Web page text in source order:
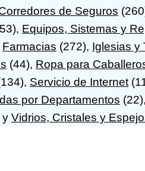
de Seguros
Equipos, Sistemas y
Farmacias (272), Iglesias y
(44), Ropa para
Servicio de Internet
por Departamentos
y Vidrios, Cristales y